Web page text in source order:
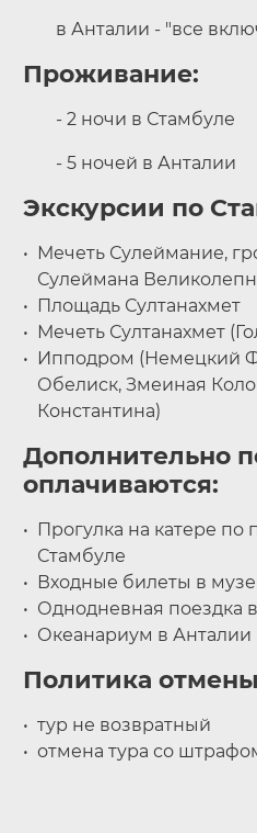
в Анталии - "все
Проживание:
- 2 ночи в Стамбуле
- 5 ночей в Анталии
Экскурсии по
Мечеть Сулеймание,
Сулеймана
Площадь Султанахмет
Мечеть Султанахмет
Ипподром (Немецкий
Обелиск, Змеиная
Константина)
Дополнительно
оплачиваются:
Прогулка на катере по
Стамбуле
Входные билеты в
Однодневная поездка
Океанариум в Анталии
Политика
тур не возвратный
отмена тура со